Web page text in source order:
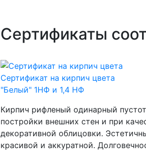
Сертификаты
Сертификат на кирпич цвета
"Белый" 1НФ и 1,4 НФ
Кирпич рифленый одинарный
постройки внешних стен и при
декоративной облицовки.
красивой и аккуратной.